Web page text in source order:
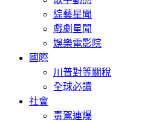
綜藝星聞
戲劇星聞
娛樂電影院
國際
川普對等關稅
全球必讀
社會
毒駕連爆